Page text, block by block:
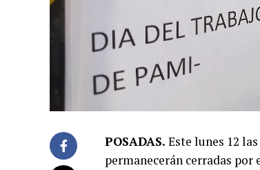
POSADAS. Este lunes 12
permanecerán cerradas